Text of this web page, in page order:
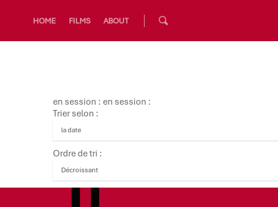
HOME FILMS ABOUT
en session : en session :
Trier selon :
Ordre de tri :